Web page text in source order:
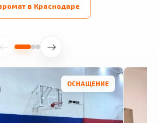
в Краснодаре
ОСНАЩЕНИЕ